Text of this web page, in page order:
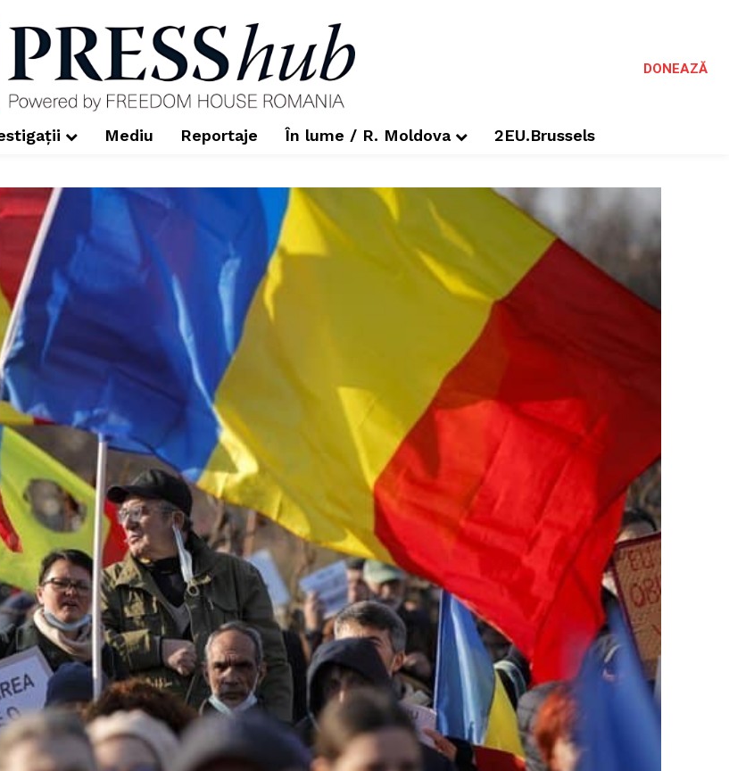
DONEAZĂ
Mediu Reportaje În lume / R. Moldova 2EU.Brussels